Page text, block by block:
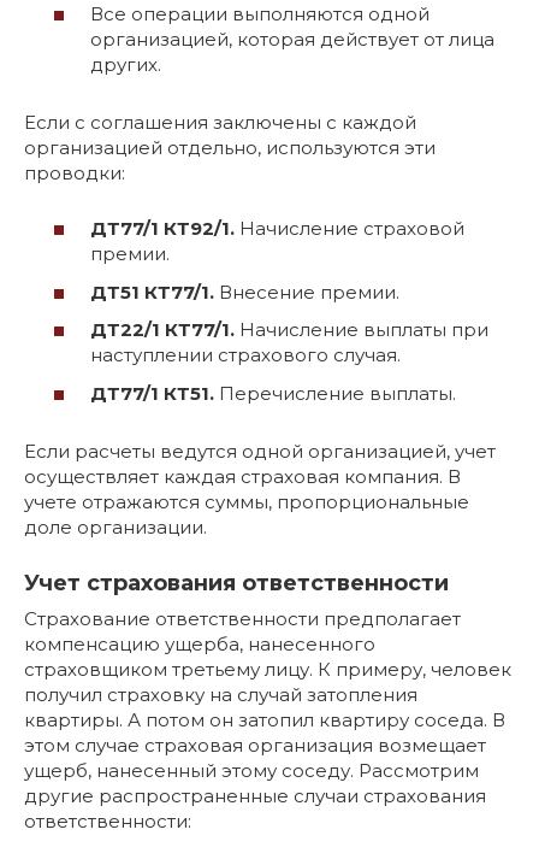
Все операции выполняются одной
организацией, которая действует от лица
других.
Если с соглашения заключены с каждой
организацией отдельно, используются эти
проводки:
ДТ77/1 КТ92/1. Начисление страховой
премии.
ДТ51 КТ77/1. Внесение премии.
ДТ22/1 КТ77/1. Начисление выплаты при
наступлении страхового случая.
ДТ77/1 КТ51. Перечисление выплаты.
Если расчеты ведутся одной организацией, учет
осуществляет каждая страховая компания. В
учете отражаются суммы, пропорциональные
доле организации.
Учет страхования ответственности
Страхование ответственности предполагает
компенсацию ущерба, нанесенного
страховщиком третьему лицу. К примеру, человек
получил страховку на случай затопления
квартиры. А потом он затопил квартиру соседа. В
этом случае страховая организация возмещает
ущерб, нанесенный этому соседу. Рассмотрим
другие распространенные случаи страхования
ответственности: